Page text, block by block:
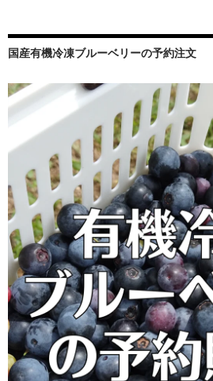
ン
国産有機冷凍ブルーベリーの予約注文